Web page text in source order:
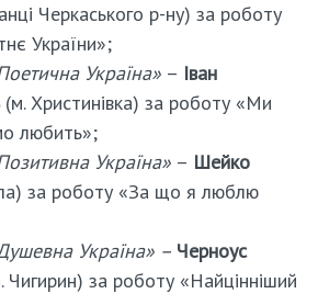
Черкаського р-ну) за роботу
України»;
Україна» – Іван
(м. Христинівка) за роботу «Ми
любить»;
Україна» – Шейко
за роботу «За що я люблю
Україна» – Черноус
за роботу «Найцінніший